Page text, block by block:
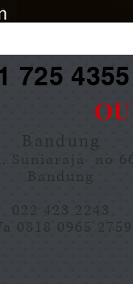
725
Bandung
Suniaraja no
Bandung
022 423 2243
0818 0965 2759